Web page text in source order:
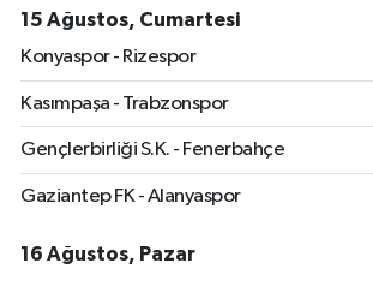
15 Ağustos, Cumartesi
Konyaspor - Rizespor
Kasımpaşa - Trabzonspor
Gençlerbirliği S.K. - Fenerbahçe
Gaziantep FK - Alanyaspor
16 Ağustos, Pazar